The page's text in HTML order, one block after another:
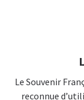
Le Souvenir
reconnue